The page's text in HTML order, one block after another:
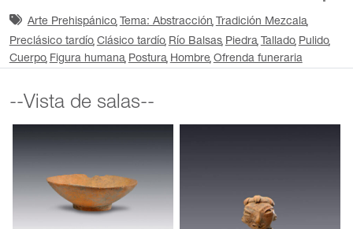
Arte Prehispánico Tema: Abstracción Tradición Mezcala
Preclásico tardío Clásico tardío Río Balsas Piedra Tallado Pulido
Cuerpo Figura humana Postura Hombre Ofrenda funeraria
--Vista de salas--